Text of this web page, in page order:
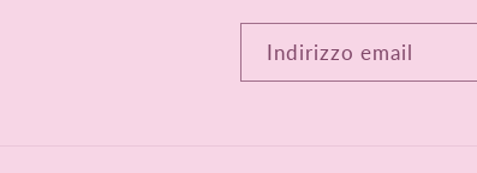
Indirizzo email